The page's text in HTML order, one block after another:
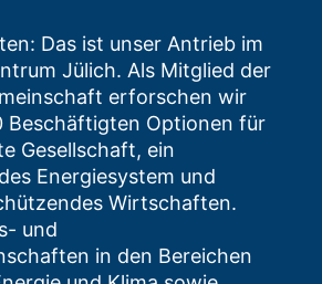
Das ist unser Antrieb im
Jülich. Als Mitglied der
erforschen wir
Beschäftigten Optionen für
Gesellschaft, ein
Energiesystem und
Wirtschaften.
und
in den Bereichen